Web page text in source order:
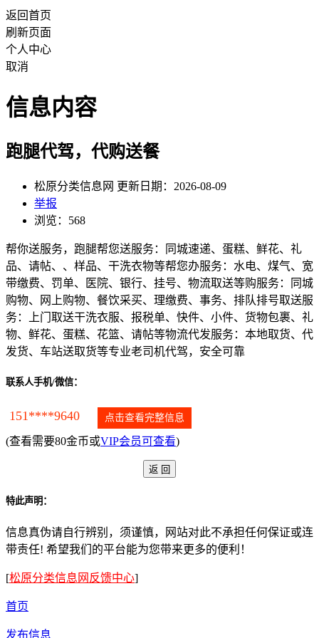
返回首页
刷新页面
个人中心
取消
信息内容
跑腿代驾，代购送餐
松原分类信息网 更新日期：2026-08-09
举报
浏览：568
帮你送服务，跑腿帮您送服务：同城速递、蛋糕、鲜花、礼
品、请帖、、样品、干洗衣物等帮您办服务：水电、煤气、宽
带缴费、罚单、医院、银行、挂号、物流取送等购服务：同城
购物、网上购物、餐饮采买、理缴费、事务、排队排号取送服
务：上门取送干洗衣服、报税单、快件、小件、货物包裹、礼
物、鲜花、蛋糕、花篮、请帖等物流代发服务：本地取货、代
发货、车站送取货等专业老司机代驾，安全可靠
联系人手机/微信：
151****9640 点击查看完整信息
(查看需要80金币或VIP会员可查看)
特此声明：
信息真伪请自行辨别，须谨慎，网站对此不承担任何保证或连
带责任! 希望我们的平台能为您带来更多的便利！
[松原分类信息网反馈中心]
首页
发布信息